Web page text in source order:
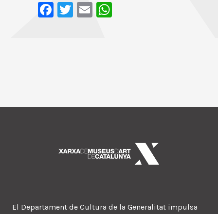
Facebook
Twitter
Email
El Departament de Cultura de la Generalitat impulsa